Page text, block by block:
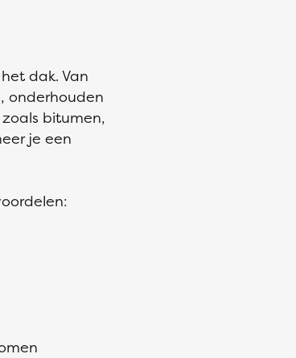
dak. Van
onderhouden
bitumen,
je een